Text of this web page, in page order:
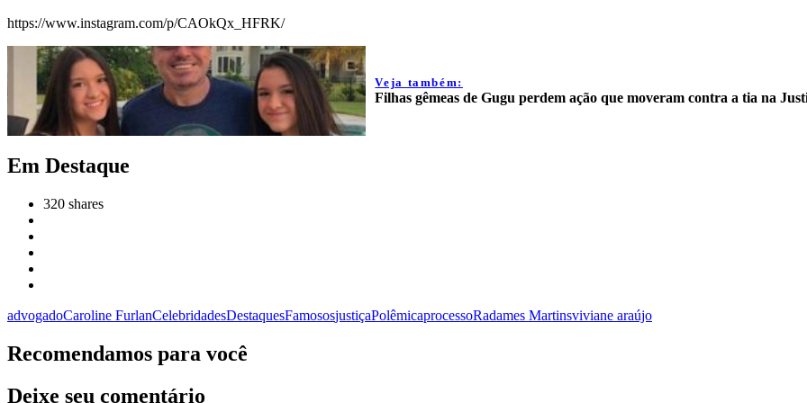
https://www.instagram.com/p/CAOkQx_HFRK/
Veja também:
Filhas gêmeas de Gugu perdem ação que moveram contra a tia na
Em Destaque
320 shares
advogadoCaroline FurlanCelebridadesDestaquesFamososjustiçaPolêmicaprocessoRadames Martinsviviane araújo
Recomendamos para você
Deixe seu comentário